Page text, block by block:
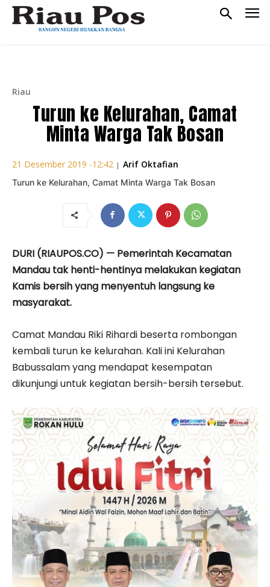
Riau
Turun ke Kelurahan, Camat
Minta Warga Tak Bosan
21 Desember 2019 -12:42 | Arif Oktafian
Turun ke Kelurahan, Camat Minta Warga Tak Bosan
DURI (RIAUPOS.CO) — Pemerintah Kecamatan
Mandau tak henti-hentinya melakukan kegiatan
Kamis bersih yang menyentuh langsung ke
masyarakat.
Camat Mandau Riki Rihardi beserta rombongan
kembali turun ke kelurahan. Kali ini Kelurahan
Babussalam yang mendapat kesempatan
dikunjungi untuk kegiatan bersih-bersih tersebut.